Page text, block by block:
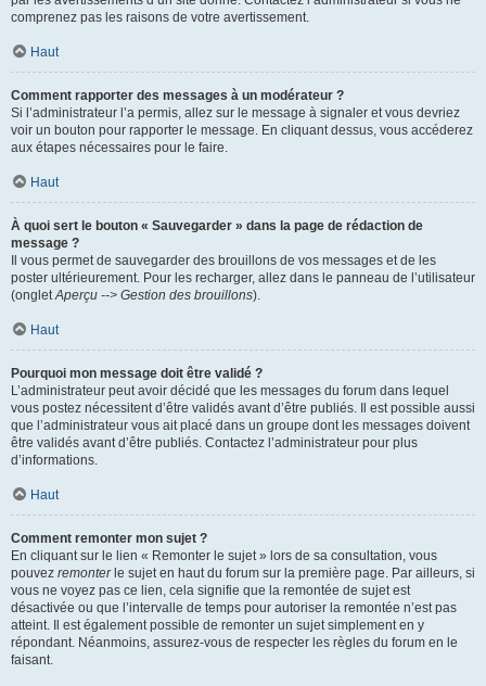
comprenez pas les raisons de votre avertissement.
Haut
Comment rapporter des messages à un modérateur ?
Si l’administrateur l’a permis, allez sur le message à signaler et vous devriez
voir un bouton pour rapporter le message. En cliquant dessus, vous accéderez
aux étapes nécessaires pour le faire.
Haut
À quoi sert le bouton « Sauvegarder » dans la page de rédaction de
message ?
Il vous permet de sauvegarder des brouillons de vos messages et de les
poster ultérieurement. Pour les recharger, allez dans le panneau de l’utilisateur
(ongletAperçu --> Gestion des brouillons).
Haut
Pourquoi mon message doit être validé ?
L’administrateur peut avoir décidé que les messages du forum dans lequel
vous postez nécessitent d’être validés avant d’être publiés. Il est possible aussi
que l’administrateur vous ait placé dans un groupe dont les messages doivent
être validés avant d’être publiés. Contactez l’administrateur pour plus
d’informations.
Haut
Comment remonter mon sujet ?
En cliquant sur le lien « Remonter le sujet » lors de sa consultation, vous
pouvez remonterle sujet en haut du forum sur la première page. Par ailleurs, si
vous ne voyez pas ce lien, cela signifie que la remontée de sujet est
désactivée ou que l’intervalle de temps pour autoriser la remontée n’est pas
atteint. Il est également possible de remonter un sujet simplement en y
répondant. Néanmoins, assurez-vous de respecter les règles du forum en le
faisant.